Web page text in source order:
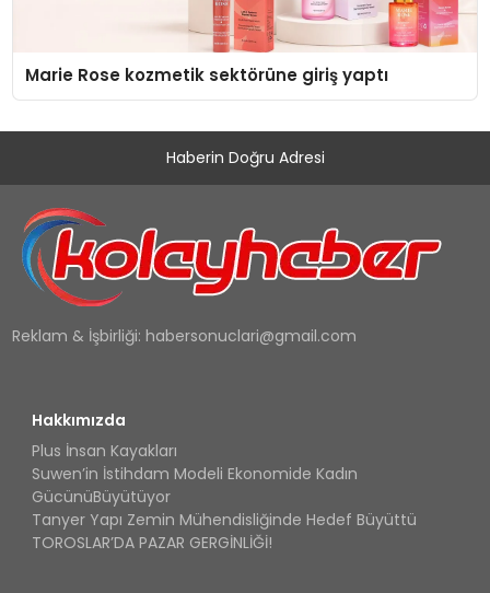
Marie Rose kozmetik sektörüne giriş yaptı
Haberin Doğru Adresi
Reklam & İşbirliği: habersonuclari@gmail.com
Hakkımızda
Plus İnsan Kayakları
Suwen’in İstihdam Modeli Ekonomide Kadın
GücünüBüyütüyor
Tanyer Yapı Zemin Mühendisliğinde Hedef Büyüttü
TOROSLAR’DA PAZAR GERGİNLİĞİ!